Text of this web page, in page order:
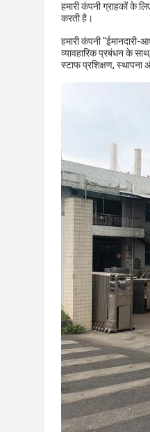
हमारी कंपनी ग्राहकों के
करती है।
हमारी कंपनी
व्यावहारिक प्रबंधन के
स्टाफ प्रशिक्षण, स्थापना